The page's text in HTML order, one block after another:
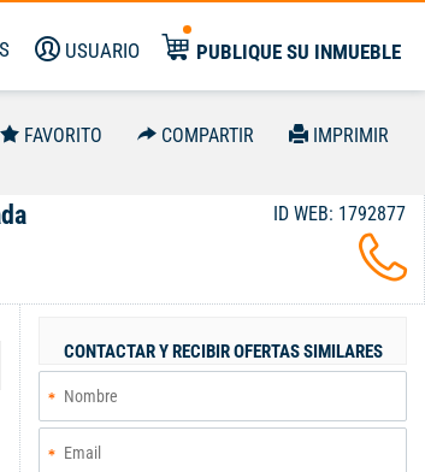
USUARIO PUBLIQUE SU INMUEBLE
FAVORITO COMPARTIR IMPRIMIR
ID WEB: 1792877
CONTACTAR Y RECIBIR OFERTAS SIMILARES